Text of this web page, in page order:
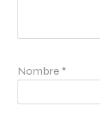
Nombre *